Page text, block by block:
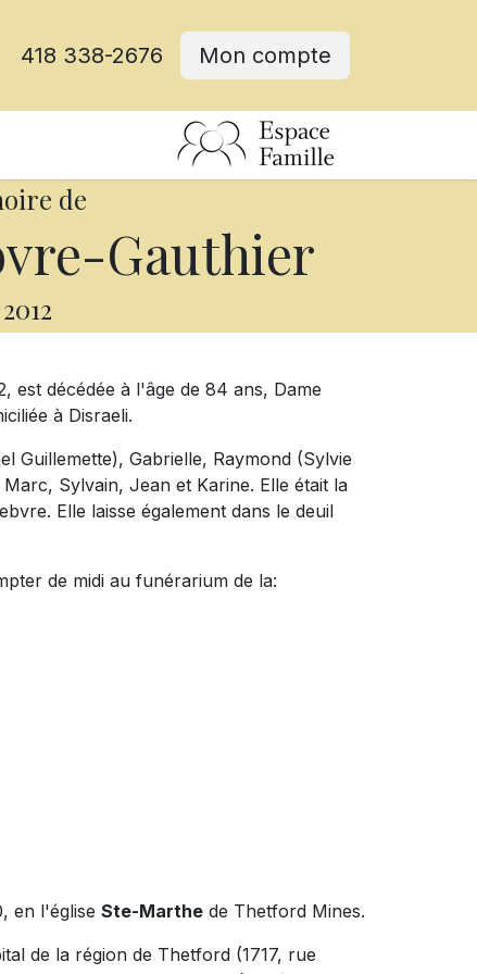
418 338-2676 Mon compte
de
Gauthier
2012
est décédée à l'âge de 84 ans, Dame
à Disraeli.
Guillemette), Gabrielle, Raymond (Sylvie
Sylvain, Jean et Karine. Elle était la
Elle laisse également dans le deuil
de midi au funérarium de la:
en l'église Ste-Marthe de Thetford Mines.
de la région de Thetford (1717, rue